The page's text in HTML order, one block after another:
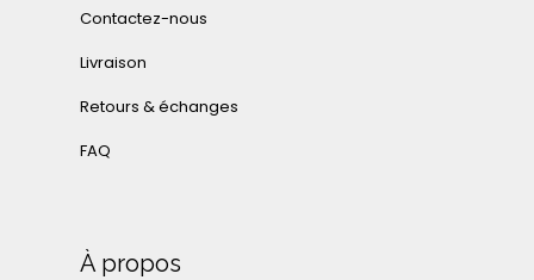
Contactez-nous
Livraison
Retours & échanges
FAQ
À propos